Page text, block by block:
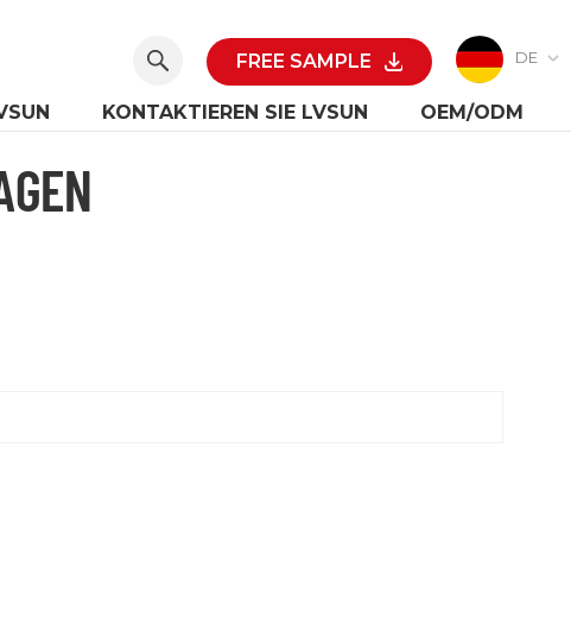
DE
FREE SAMPLE
KONTAKTIEREN SIE LVSUN OEM/ODM